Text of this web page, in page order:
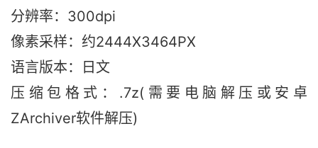
分辨率：300dpi
像素采样：约2444X3464PX
语言版本：日文
压缩包格式：.7z(需要电脑解压或安卓
ZArchiver软件解压)